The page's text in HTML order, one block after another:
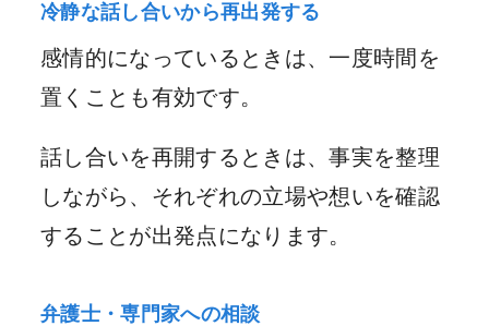
冷静な話し合いから再出発する
感情的になっているときは、一度時間を
置くことも有効です。
話し合いを再開するときは、事実を整理
しながら、それぞれの立場や想いを確認
することが出発点になります。
弁護士・専門家への相談